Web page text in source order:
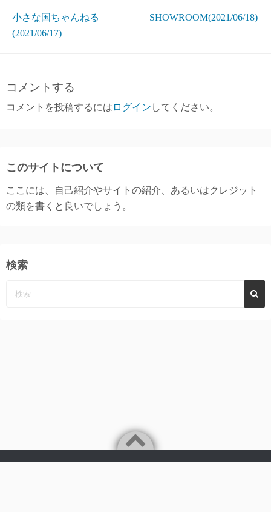
小さな国ちゃんねる
(2021/06/17)
SHOWROOM(2021/06/18)
コメントする
コメントを投稿するには ログイン してください。
このサイトについて
ここには、自己紹介やサイトの紹介、あるいはクレジット
の類を書くと良いでしょう。
検索